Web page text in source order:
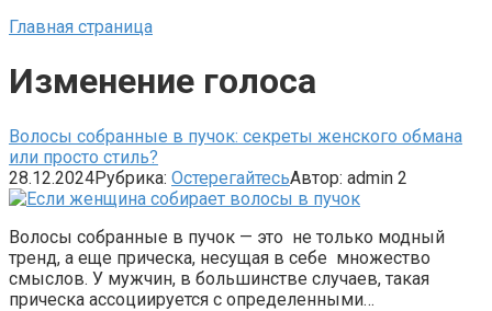
Главная страница
Изменение голоса
Волосы собранные в пучок: секреты женского обмана
или просто стиль?
28.12.2024Рубрика: ОстерегайтесьАвтор: admin 2
Волосы собранные в пучок — это не только модный
тренд, а еще прическа, несущая в себе множество
смыслов. У мужчин, в большинстве случаев, такая
прическа ассоциируется с определенными…